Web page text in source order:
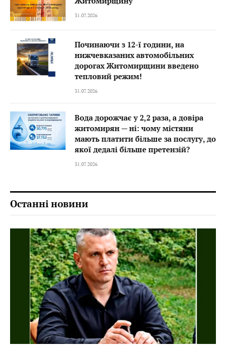
31.07.2026
Починаючи з 12-ї години, на
нижчевказаних автомобільних
дорогах Житомирщини введено
тепловий режим!
31.07.2026
Вода дорожчає у 2,2 раза, а довіра
житомирян — ні: чому містяни
мають платити більше за послугу, до
якої дедалі більше претензій?
31.07.2026
Останні новини